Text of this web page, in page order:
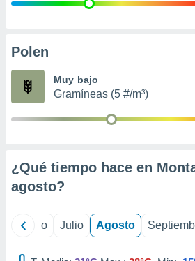
e
publicidad
Polen
Muy bajo
Gramíneas (5 #/m³)
¿Qué tiempo hace en
agosto?
Junio Julio Agosto